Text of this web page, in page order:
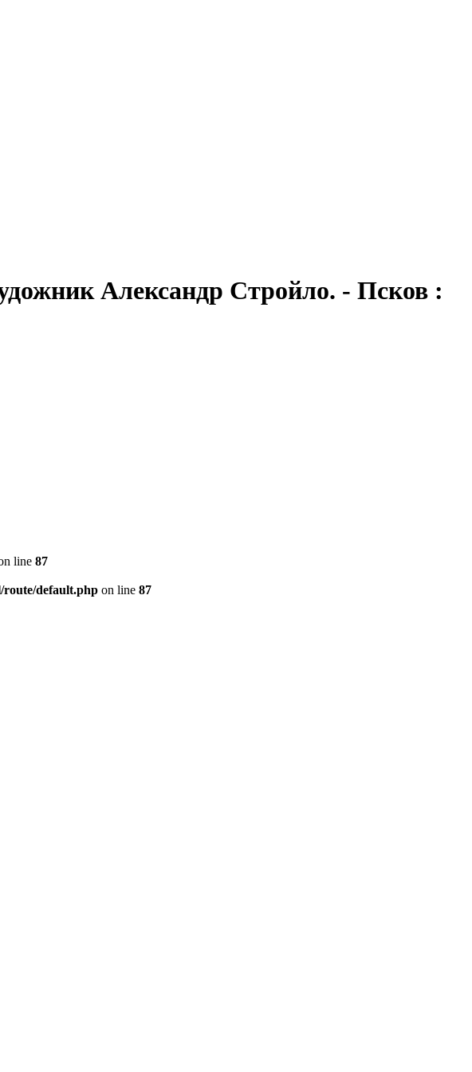
Александр Стройло. - Псков :
line 87
route/default.php on line 87